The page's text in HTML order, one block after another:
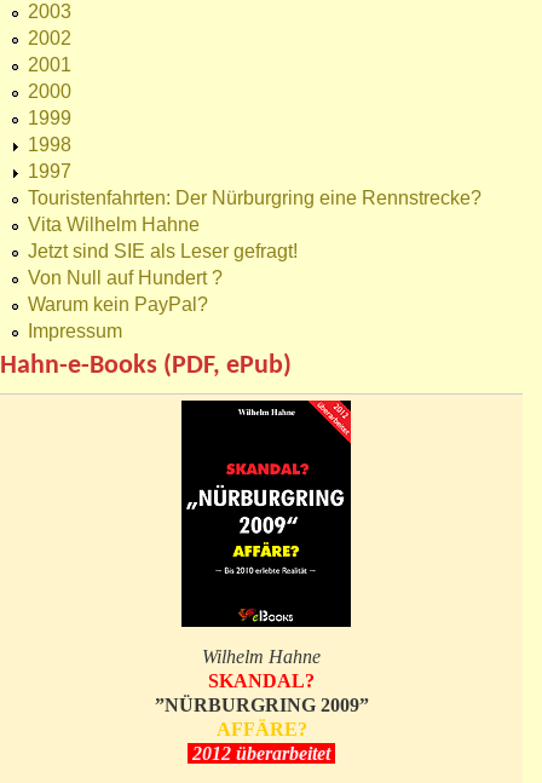
2003
2002
2001
2000
1999
1998
1997
Touristenfahrten: Der Nürburgring eine Rennstrecke?
Vita Wilhelm Hahne
Jetzt sind SIE als Leser gefragt!
Von Null auf Hundert ?
Warum kein PayPal?
Impressum
Hahn-e-Books (PDF, ePub)
Wilhelm Hahne
SKANDAL?
”NÜRBURGRING 2009”
AFFÄRE?
2012 überarbeitet